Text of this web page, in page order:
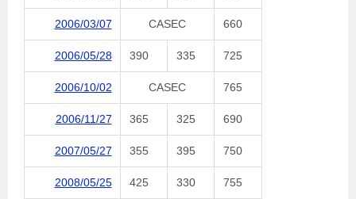
2006/03/07 CASEC 660
2006/05/28 390 335 725
2006/10/02 CASEC 765
2006/11/27 365 325 690
2007/05/27 355 395 750
2008/05/25 425 330 755